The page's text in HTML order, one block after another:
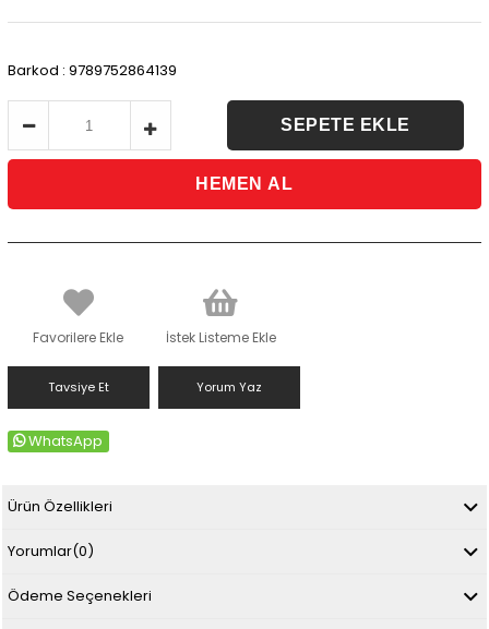
Barkod : 9789752864139
Favorilere Ekle İstek Listeme Ekle
Tavsiye Et Yorum Yaz
WhatsApp
Ürün Özellikleri
Yorumlar(0)
Ödeme Seçenekleri